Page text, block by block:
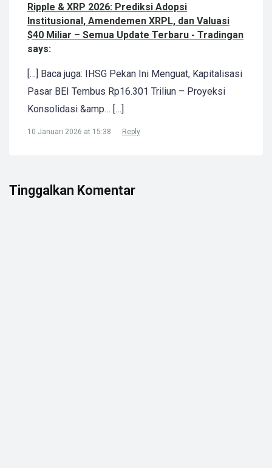
Ripple & XRP 2026: Prediksi Adopsi
Institusional, Amendemen XRPL, dan Valuasi
$40 Miliar – Semua Update Terbaru - Tradingan
says:
[…] Baca juga: IHSG Pekan Ini Menguat, Kapitalisasi
Pasar BEI Tembus Rp16.301 Triliun – Proyeksi
Konsolidasi &amp… […]
10 Januari 2026 at 15:38 Reply
Tinggalkan Komentar